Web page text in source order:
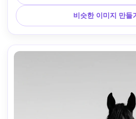
비슷한 이미지 만들